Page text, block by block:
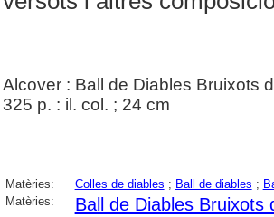
Alcover : Ball de Diables Bruixots
325 p. : il. col. ; 24 cm
Matèries: Colles de diables ; Ball de diables ;
Matèries:
Ball de Diables Bruixots